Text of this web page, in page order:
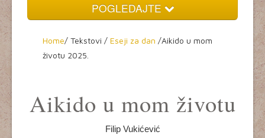
POGLEDAJTE
O aikidou
Dešavanja
Home/ Tekstovi / Eseji za dan /Aikido u mom
životu 2025.
Aikido u mom životu
Filip Vukićević